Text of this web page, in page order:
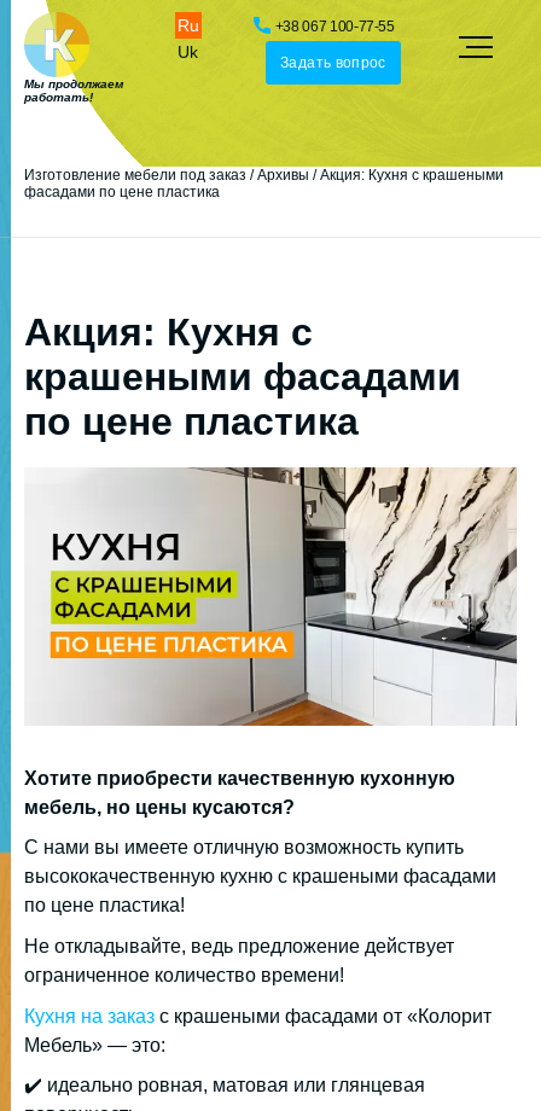
Мы продолжаем
работать!
Uk
Ru +38 067 100-77-55
Задать вопрос
Изготовление мебели под заказ /Архивы /Акция: Кухня с крашеными
фасадами по цене пластика
Акция: Кухня с
крашеными фасадами
по цене пластика
Хотите приобрести качественную кухонную
мебель, но цены кусаются?
С нами вы имеете отличную возможность купить
высококачественную кухню с крашеными фасадами
по цене пластика!
Не откладывайте, ведь предложение действует
ограниченное количество времени!
Кухня на заказ с крашеными фасадами от «Колорит
Мебель» — это:
✔️ идеально ровная, матовая или глянцевая